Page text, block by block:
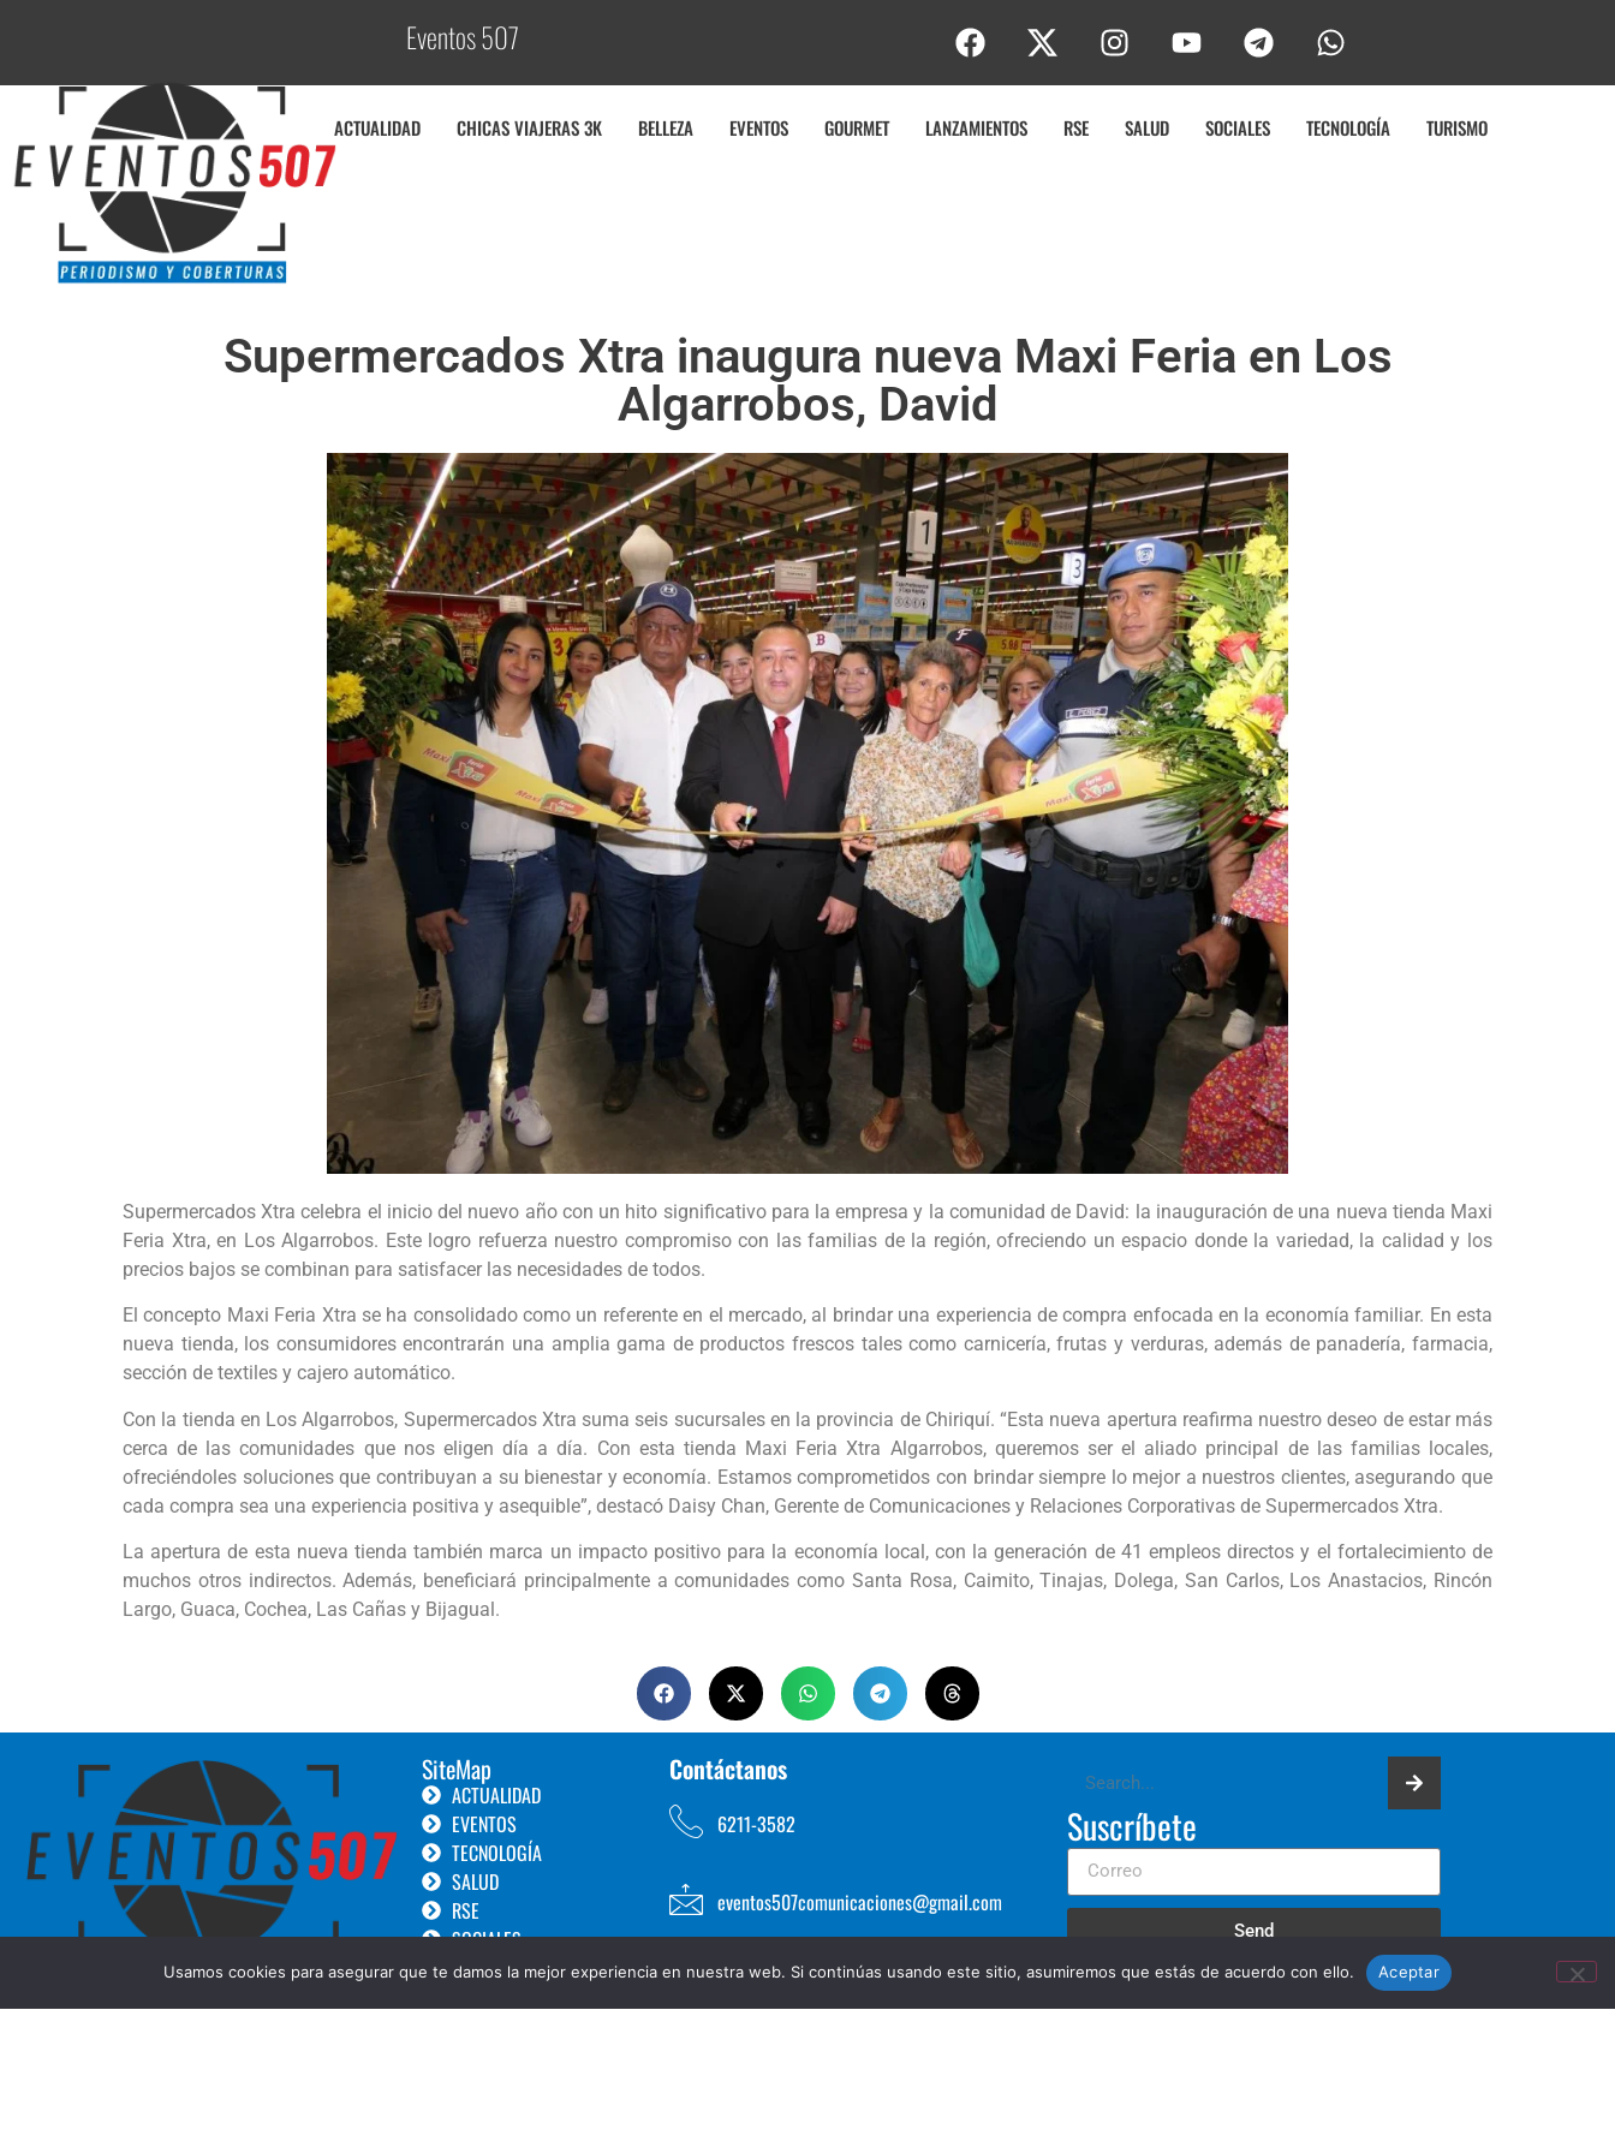
Eventos 507C
ACTUALIDAD CHICAS VIAJERAS 3K BELLEZA EVENTOS GOURMET LANZAMIENTOS RSE SALUD SOCIALES TECNOLOGÍA TURISMO
Supermercados Xtra inaugura nueva Maxi Feria en Los
Algarrobos, David
Supermercados Xtra celebra el inicio del nuevo año con un hito significativo para la empresa y la comunidad de David: la inauguración de una nueva tienda Maxi
Feria Xtra, en Los Algarrobos. Este logro refuerza nuestro compromiso con las familias de la región, ofreciendo un espacio donde la variedad, la calidad y los
precios bajos se combinan para satisfacer las necesidades de todos.
El concepto Maxi Feria Xtra se ha consolidado como un referente en el mercado, al brindar una experiencia de compra enfocada en la economía familiar. En esta
nueva tienda, los consumidores encontrarán una amplia gama de productos frescos tales como carnicería, frutas y verduras, además de panadería, farmacia,
sección de textiles y cajero automático.
Con la tienda en Los Algarrobos, Supermercados Xtra suma seis sucursales en la provincia de Chiriquí. “Esta nueva apertura reafirma nuestro deseo de estar más
cerca de las comunidades que nos eligen día a día. Con esta tienda Maxi Feria Xtra Algarrobos, queremos ser el aliado principal de las familias locales,
ofreciéndoles soluciones que contribuyan a su bienestar y economía. Estamos comprometidos con brindar siempre lo mejor a nuestros clientes, asegurando que
cada compra sea una experiencia positiva y asequible”, destacó Daisy Chan, Gerente de Comunicaciones y Relaciones Corporativas de Supermercados Xtra.
La apertura de esta nueva tienda también marca un impacto positivo para la economía local, con la generación de 41 empleos directos y el fortalecimiento de
muchos otros indirectos. Además, beneficiará principalmente a comunidades como Santa Rosa, Caimito, Tinajas, Dolega, San Carlos, Los Anastacios, Rincón
Largo, Guaca, Cochea, Las Cañas y Bijagual.
SiteMap
ACTUALIDAD
EVENTOS
TECNOLOGÍA
SALUD
RSE
SOCIALES
TURISMO
Contáctanos
6211-3582
eventos507comunicaciones@gmail.com
Suscríbete
Send
Usamos cookies para asegurar que te damos la mejor experiencia en nuestra web. Si continúas usando este sitio, asumiremos que estás de acuerdo con ello. Aceptar